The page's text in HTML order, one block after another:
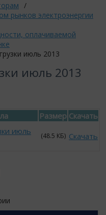
/
рынков электроэнергии
оплачиваемой
июль 2013
июль 2013
Размер Скачать
июль
(48.5 КБ) Скачать